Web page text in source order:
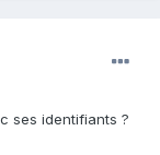
ses identifiants ?